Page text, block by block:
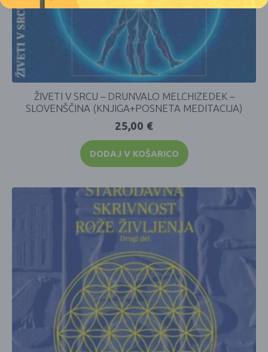
ŽIVETI V SRCU – DRUNVALO MELCHIZEDEK –
SLOVENŠČINA (KNJIGA+POSNETA MEDITACIJA)
25,00 €
DODAJ V KOŠARICO